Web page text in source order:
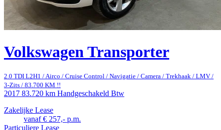
Volkswagen Transporter
2.0 TDI L2H1 / Airco / Cruise Control / Navigatie / Camera / Trekhaak / LMV /
3-Zits / 83.700 KM !!
2017 83.720 km Handgeschakeld Btw
Zakelijke Lease
vanaf € 257,- p.m.
Particuliere Lease